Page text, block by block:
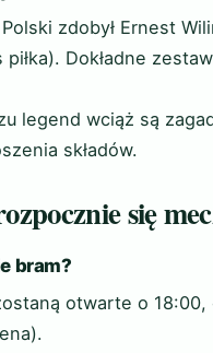
zdobył Ernest
Dokładne
legend wciąż są
składów.
się
bram?
otwarte o